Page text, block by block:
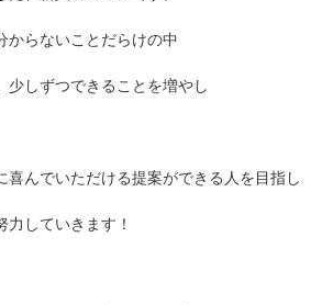
からないことだらけの中
少しずつできることを増やし
喜んでいただける提案ができる人を目指し
力していきます！